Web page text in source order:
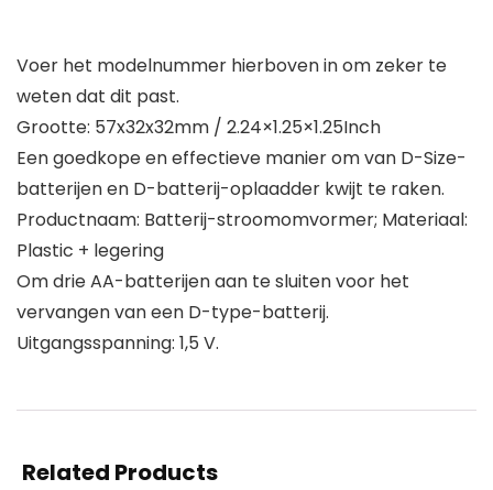
Voer het modelnummer hierboven in om zeker te
weten dat dit past.
Grootte: 57x32x32mm / 2.24×1.25×1.25Inch
Een goedkope en effectieve manier om van D-Size-
batterijen en D-batterij-oplaadder kwijt te raken.
Productnaam: Batterij-stroomomvormer; Materiaal:
Plastic + legering
Om drie AA-batterijen aan te sluiten voor het
vervangen van een D-type-batterij.
Uitgangsspanning: 1,5 V.
Related Products